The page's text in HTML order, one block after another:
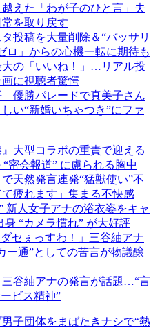
えた「わが子のひと言」夫
を取り戻す
投稿を大量削除＆“バッサリ
ロ」からの心機一転に期待も
の「いいね！」…リアル投
に視聴者驚愕
優勝パレードで真美子さん
い“新婚いちゃつき”にファ
大型コラボの重責で迎える
密会報道” に慮られる胸中
天然発言連発“猛獣使い”不
疲れます」集まる不快感
新人女子アナの浴衣姿をキャ
“カメラ慣れ” が大好評
セぇっすわ！」三谷紬アナ
通”としての苦言が物議醸
三谷紬アナの発言が話題…“言
ビス精神”
子団体をまばたきナシで“熱